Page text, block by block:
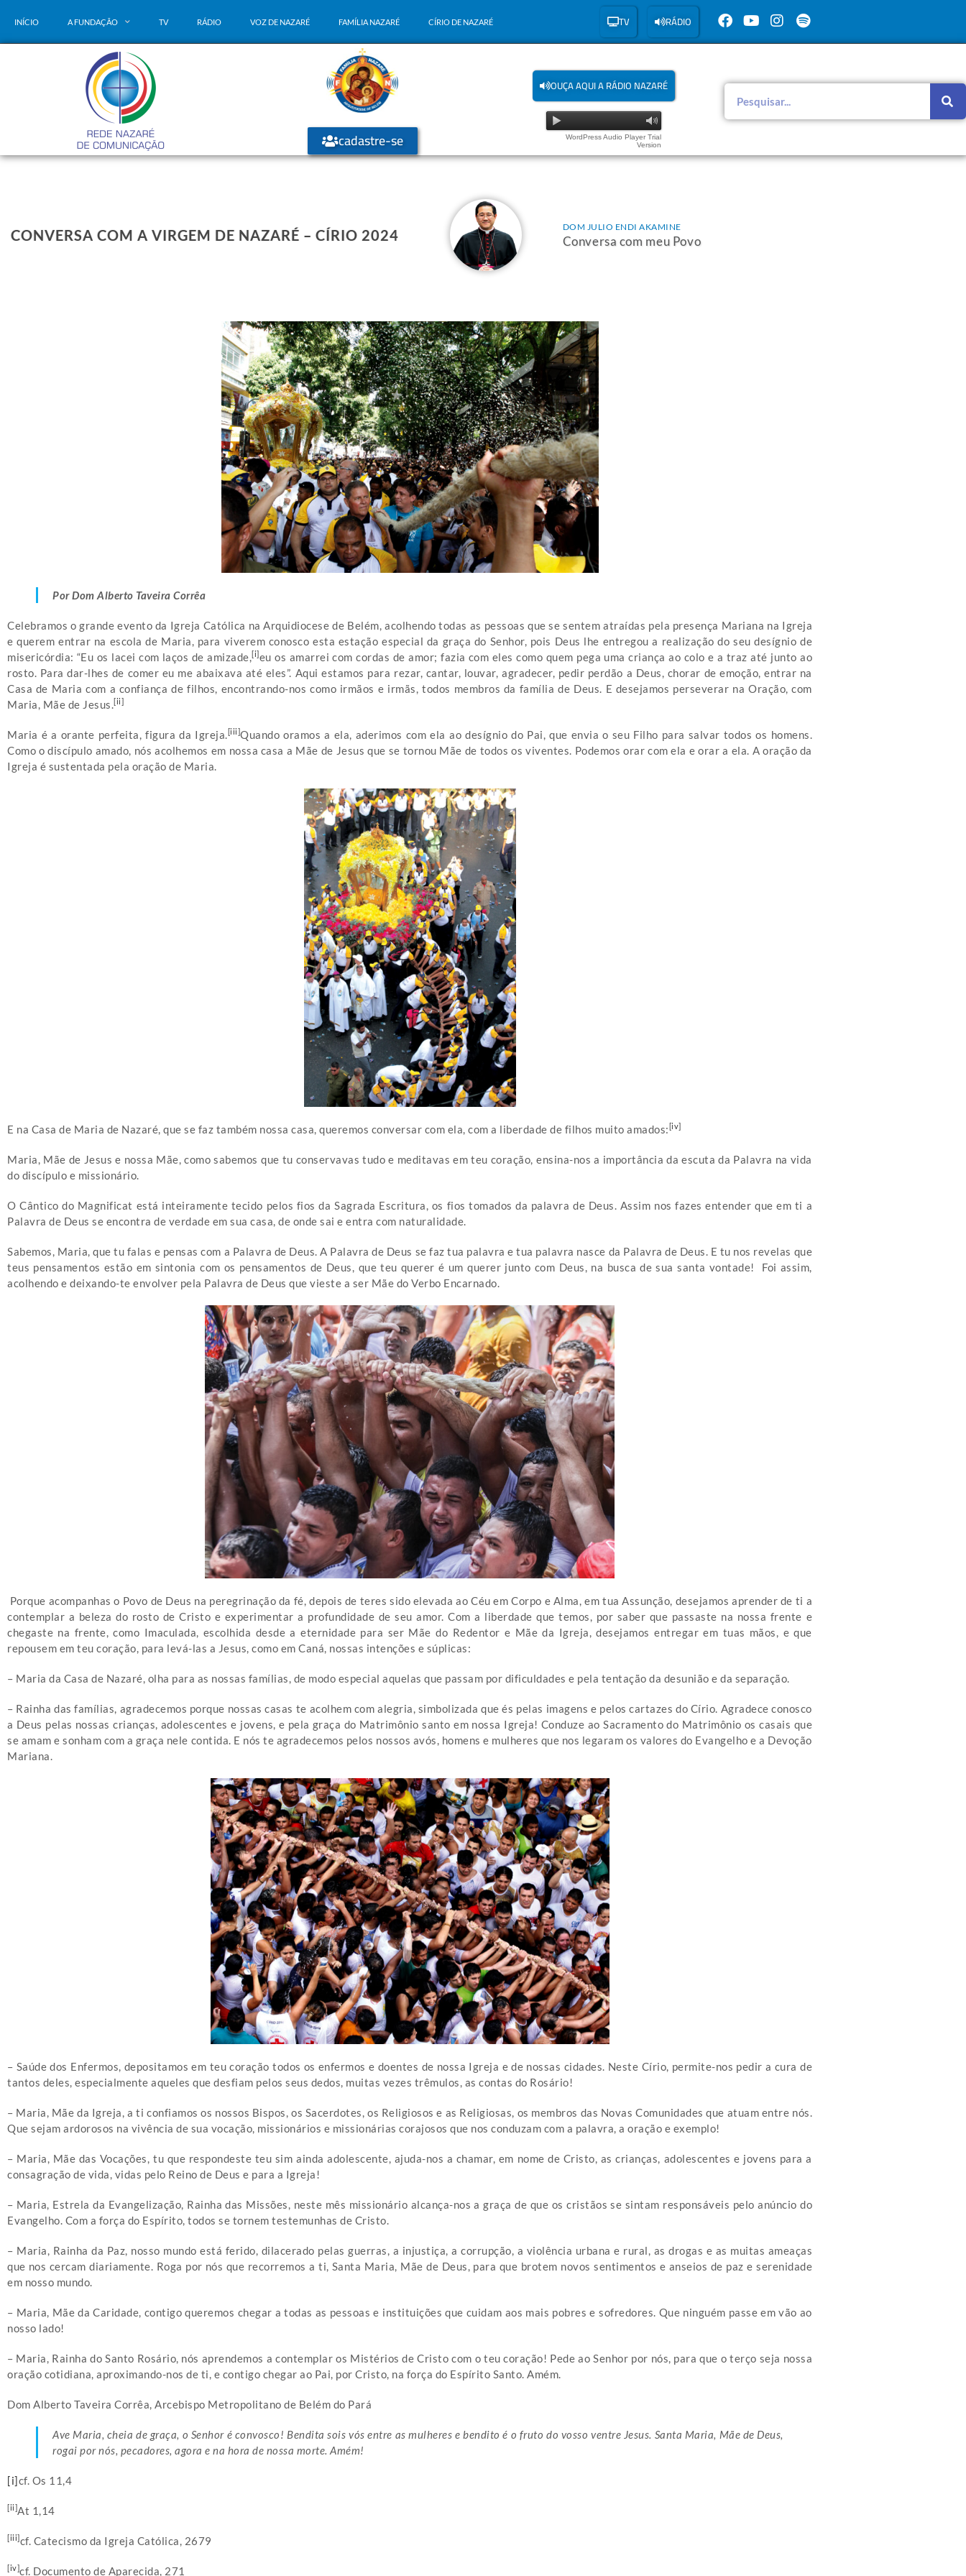
INÍCIO A FUNDAÇÃO TV RÁDIO VOZ DE NAZARÉ FAMÍLIA NAZARÉ CÍRIO DE NAZARÉ TV RÁDIO
cadastre-se
OUÇA AQUI A RÁDIO NAZARÉ
WordPress Audio Player Trial
Version
CONVERSA COM A VIRGEM DE NAZARÉ – CÍRIO 2024 DOM JULIO ENDI AKAMINE
Conversa com meu Povo
Por Dom Alberto Taveira Corrêa
Celebramos o grande evento da Igreja Católica na Arquidiocese de Belém, acolhendo todas as pessoas que se sentem atraídas pela presença Mariana na Igreja
e querem entrar na escola de Maria, para viverem conosco esta estação especial da graça do Senhor, pois Deus lhe entregou a realização do seu desígnio de
misericórdia: “Eu os lacei com laços de amizade,[i]eu os amarrei com cordas de amor; fazia com eles como quem pega uma criança ao colo e a traz até junto ao
rosto. Para dar-lhes de comer eu me abaixava até eles”. Aqui estamos para rezar, cantar, louvar, agradecer, pedir perdão a Deus, chorar de emoção, entrar na
Casa de Maria com a confiança de filhos, encontrando-nos como irmãos e irmãs, todos membros da família de Deus. E desejamos perseverar na Oração, com
Maria, Mãe de Jesus.[ii]
Maria é a orante perfeita, figura da Igreja.[iii]Quando oramos a ela, aderimos com ela ao desígnio do Pai, que envia o seu Filho para salvar todos os homens.
Como o discípulo amado, nós acolhemos em nossa casa a Mãe de Jesus que se tornou Mãe de todos os viventes. Podemos orar com ela e orar a ela. A oração da
Igreja é sustentada pela oração de Maria.
E na Casa de Maria de Nazaré, que se faz também nossa casa, queremos conversar com ela, com a liberdade de filhos muito amados: [iv]
Maria, Mãe de Jesus e nossa Mãe, como sabemos que tu conservavas tudo e meditavas em teu coração, ensina-nos a importância da escuta da Palavra na vida
do discípulo e missionário.
O Cântico do Magnificat está inteiramente tecido pelos fios da Sagrada Escritura, os fios tomados da palavra de Deus. Assim nos fazes entender que em ti a
Palavra de Deus se encontra de verdade em sua casa, de onde sai e entra com naturalidade.
Sabemos, Maria, que tu falas e pensas com a Palavra de Deus. A Palavra de Deus se faz tua palavra e tua palavra nasce da Palavra de Deus. E tu nos revelas que
teus pensamentos estão em sintonia com os pensamentos de Deus, que teu querer é um querer junto com Deus, na busca de sua santa vontade! Foi assim,
acolhendo e deixando-te envolver pela Palavra de Deus que vieste a ser Mãe do Verbo Encarnado.
Porque acompanhas o Povo de Deus na peregrinação da fé, depois de teres sido elevada ao Céu em Corpo e Alma, em tua Assunção, desejamos aprender de ti a
contemplar a beleza do rosto de Cristo e experimentar a profundidade de seu amor. Com a liberdade que temos, por saber que passaste na nossa frente e
chegaste na frente, como Imaculada, escolhida desde a eternidade para ser Mãe do Redentor e Mãe da Igreja, desejamos entregar em tuas mãos, e que
repousem em teu coração, para levá-las a Jesus, como em Caná, nossas intenções e súplicas:
– Maria da Casa de Nazaré, olha para as nossas famílias, de modo especial aquelas que passam por dificuldades e pela tentação da desunião e da separação.
– Rainha das famílias, agradecemos porque nossas casas te acolhem com alegria, simbolizada que és pelas imagens e pelos cartazes do Círio. Agradece conosco
a Deus pelas nossas crianças, adolescentes e jovens, e pela graça do Matrimônio santo em nossa Igreja! Conduze ao Sacramento do Matrimônio os casais que
se amam e sonham com a graça nele contida. E nós te agradecemos pelos nossos avós, homens e mulheres que nos legaram os valores do Evangelho e a Devoção
Mariana.
– Saúde dos Enfermos, depositamos em teu coração todos os enfermos e doentes de nossa Igreja e de nossas cidades. Neste Círio, permite-nos pedir a cura de
tantos deles, especialmente aqueles que desfiam pelos seus dedos, muitas vezes trêmulos, as contas do Rosário!
– Maria, Mãe da Igreja, a ti confiamos os nossos Bispos, os Sacerdotes, os Religiosos e as Religiosas, os membros das Novas Comunidades que atuam entre nós.
Que sejam ardorosos na vivência de sua vocação, missionários e missionárias corajosos que nos conduzam com a palavra, a oração e exemplo!
– Maria, Mãe das Vocações, tu que respondeste teu sim ainda adolescente, ajuda-nos a chamar, em nome de Cristo, as crianças, adolescentes e jovens para a
consagração de vida, vidas pelo Reino de Deus e para a Igreja!
– Maria, Estrela da Evangelização, Rainha das Missões, neste mês missionário alcança-nos a graça de que os cristãos se sintam responsáveis pelo anúncio do
Evangelho. Com a força do Espírito, todos se tornem testemunhas de Cristo.
– Maria, Rainha da Paz, nosso mundo está ferido, dilacerado pelas guerras, a injustiça, a corrupção, a violência urbana e rural, as drogas e as muitas ameaças
que nos cercam diariamente. Roga por nós que recorremos a ti, Santa Maria, Mãe de Deus, para que brotem novos sentimentos e anseios de paz e serenidade
em nosso mundo.
– Maria, Mãe da Caridade, contigo queremos chegar a todas as pessoas e instituições que cuidam aos mais pobres e sofredores. Que ninguém passe em vão ao
nosso lado!
– Maria, Rainha do Santo Rosário, nós aprendemos a contemplar os Mistérios de Cristo com o teu coração! Pede ao Senhor por nós, para que o terço seja nossa
oração cotidiana, aproximando-nos de ti, e contigo chegar ao Pai, por Cristo, na força do Espírito Santo. Amém.
Dom Alberto Taveira Corrêa, Arcebispo Metropolitano de Belém do Pará
Ave Maria, cheia de graça, o Senhor é convosco! Bendita sois vós entre as mulheres e bendito é o fruto do vosso ventre Jesus. Santa Maria, Mãe de Deus,
rogai por nós, pecadores, agora e na hora de nossa morte. Amém!
[i]cf. Os 11,4
[ii]At 1,14
[iii]cf. Catecismo da Igreja Católica, 2679
[iv]cf. Documento de Aparecida, 271